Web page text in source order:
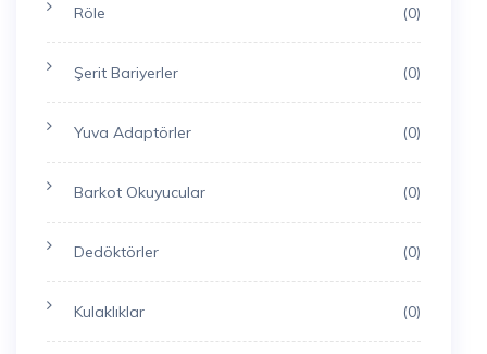
Röle (0)
Şerit Bariyerler (0)
Yuva Adaptörler (0)
Barkot Okuyucular (0)
Dedöktörler (0)
Kulaklıklar (0)